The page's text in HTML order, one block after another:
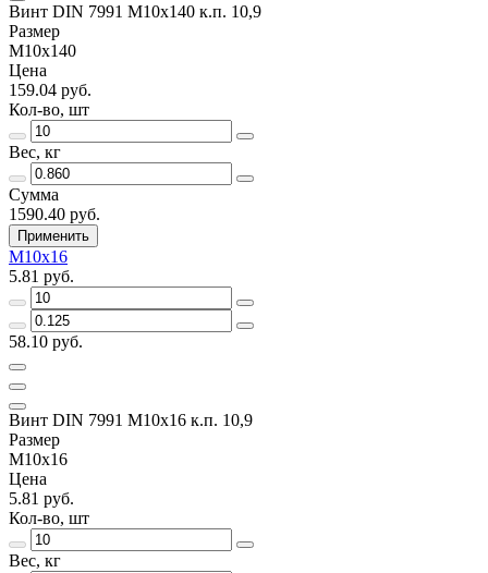
Винт DIN 7991 M10x140 к.п. 10,9
Размер
M10x140
Цена
159.04 руб.
Кол-во, шт
Вес, кг
Сумма
1590.40 руб.
Применить
M10x16
5.81 руб.
58.10 руб.
Винт DIN 7991 M10x16 к.п. 10,9
Размер
M10x16
Цена
5.81 руб.
Кол-во, шт
Вес, кг